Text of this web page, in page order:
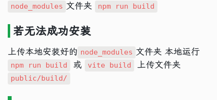
node_modules 文件夹 npm run build
若无法成功安装
上传本地安装好的 node_modules 文件夹 本地运行
npm run build 或 vite build 上传文件夹
public/build/